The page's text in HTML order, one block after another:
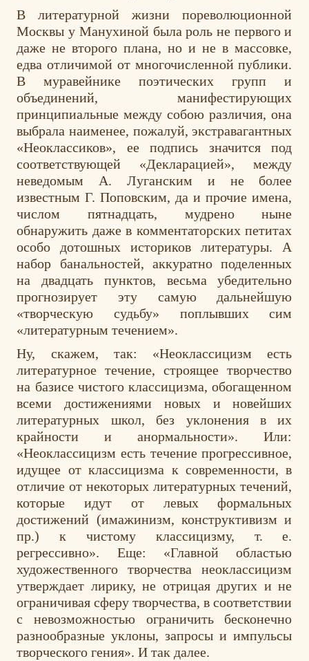
В литературной жизни пореволюционной
Москвы у Манухиной была роль не первого и
даже не второго плана, но и не в массовке,
едва отличимой от многочисленной публики.
В муравейнике поэтических групп и
объединений, манифестирующих
принципиальные между собою различия, она
выбрала наименее, пожалуй, экстравагантных
«Неоклассиков», ее подпись значится под
соответствующей «Декларацией», между
неведомым А. Луганским и не более
известным Г. Поповским, да и прочие имена,
числом пятнадцать, мудрено ныне
обнаружить даже в комментаторских петитах
особо дотошных историков литературы. А
набор банальностей, аккуратно поделенных
на двадцать пунктов, весьма убедительно
прогнозирует эту самую дальнейшую
«творческую судьбу» поплывших сим
«литературным течением».
Ну, скажем, так: «Неоклассицизм есть
литературное течение, строящее творчество
на базисе чистого классицизма, обогащенном
всеми достижениями новых и новейших
литературных школ, без уклонения в их
крайности и анормальности». Или:
«Неоклассицизм есть течение прогрессивное,
идущее от классицизма к современности, в
отличие от некоторых литературных течений,
которые идут от левых формальных
достижений (имажинизм, конструктивизм и
пр.) к чистому классицизму, т. е.
регрессивно». Еще: «Главной областью
художественного творчества неоклассицизм
утверждает лирику, не отрицая других и не
ограничивая сферу творчества, в соответствии
с невозможностью ограничить бесконечно
разнообразные уклоны, запросы и импульсы
творческого гения». И так далее.